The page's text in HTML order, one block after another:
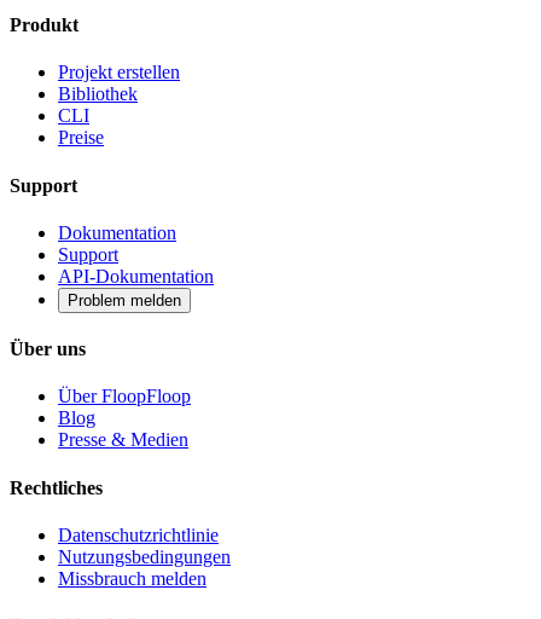
Produkt
Projekt erstellen
Bibliothek
CLI
Preise
Support
Dokumentation
Support
API-Dokumentation
Problem melden
Über uns
Über FloopFloop
Blog
Presse & Medien
Rechtliches
Datenschutzrichtlinie
Nutzungsbedingungen
Missbrauch melden